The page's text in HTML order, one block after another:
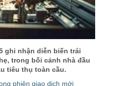
ghi nhận diễn biến trái
trong bối cảnh nhà đầu
tiêu thụ toàn cầu.
phiên giao dịch mới